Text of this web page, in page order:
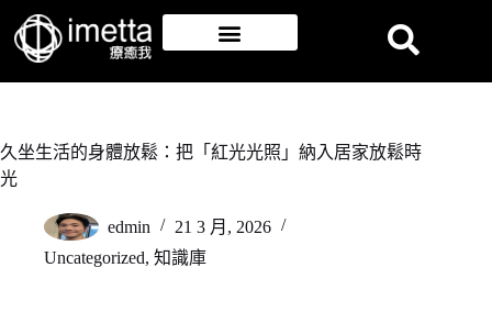
久坐生活的身體放鬆：把「紅光光照」納入居家放鬆時
光
edmin
21 3 月, 2026
Uncategorized, 知識庫